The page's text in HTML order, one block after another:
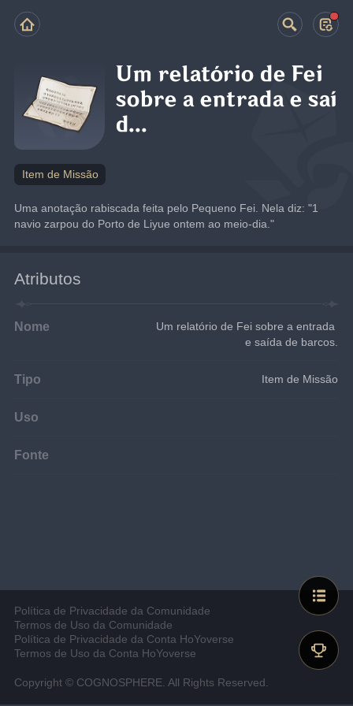
Um relatório de Fei
sobre a entrada e saí
d...
Item de Missão
Uma anotação rabiscada feita pelo Pequeno Fei. Nela diz: "1
navio zarpou do Porto de Liyue ontem ao meio-dia."
Atributos
Nome
Um relatório de Fei sobre a entrada
e saída de barcos.
Tipo Item de Missão
Uso
Fonte
Política de Privacidade da Comunidade
Termos de Uso da Comunidade
Política de Privacidade da Conta HoYoverse
Termos de Uso da Conta HoYoverse
Copyright © COGNOSPHERE. All Rights Reserved.